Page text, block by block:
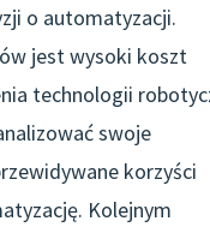
o automatyzacji.
jest wysoki koszt
technologii
swoje
korzyści
Kolejnym